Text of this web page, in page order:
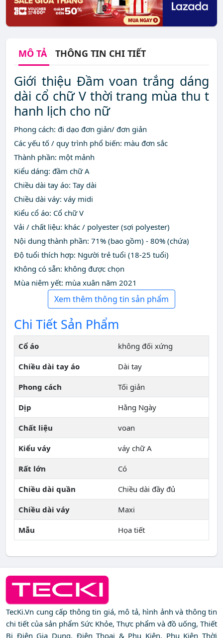
MÔ TẢ THÔNG TIN CHI TIẾT
Giới thiệu Đầm voan trắng dáng
dài cổ chữ V thời trang mùa thu t
hanh lịch cho nữ
Phong cách: đi dạo đơn giản/ đơn giản
Các yếu tố / quy trình phổ biến: màu đơn sắc
Thành phần: một mảnh
Kiểu dáng: đầm chữ A
Chiều dài tay áo: Tay dài
Chiều dài váy: váy midi
Kiểu cổ áo: Cổ chữ V
Vải / chất liệu: khác / polyester (sợi polyester)
Nội dung thành phần: 71% (bao gồm) - 80% (chứa)
Độ tuổi thích hợp: Người trẻ tuổi (18-25 tuổi)
Không có sẵn: không được chọn
Mùa niêm yết: mùa xuân năm 2021
Xem thêm thông tin sản phẩm
Chi Tiết Sản Phẩm
Cổ áo không đối xứng
Chiều dài tay áo Dài tay
Phong cách Tối giản
Dịp Hằng Ngày
Chất liệu voan
Kiểu váy váy chữ A
Rất lớn Có
Chiều dài quần Chiều dài đầy đủ
Chiều dài váy Maxi
Mẫu Họa tiết
TecKi.Vn cung cấp thông tin giá, mô tả, hình ảnh và thông tin
chi tiết của sản phẩm Sức Khỏe, Thực phẩm và đồ uống, Thiết
Bị Điện Gia Dụng, Điện Thoại & Phụ Kiện, Phụ Kiện Thời